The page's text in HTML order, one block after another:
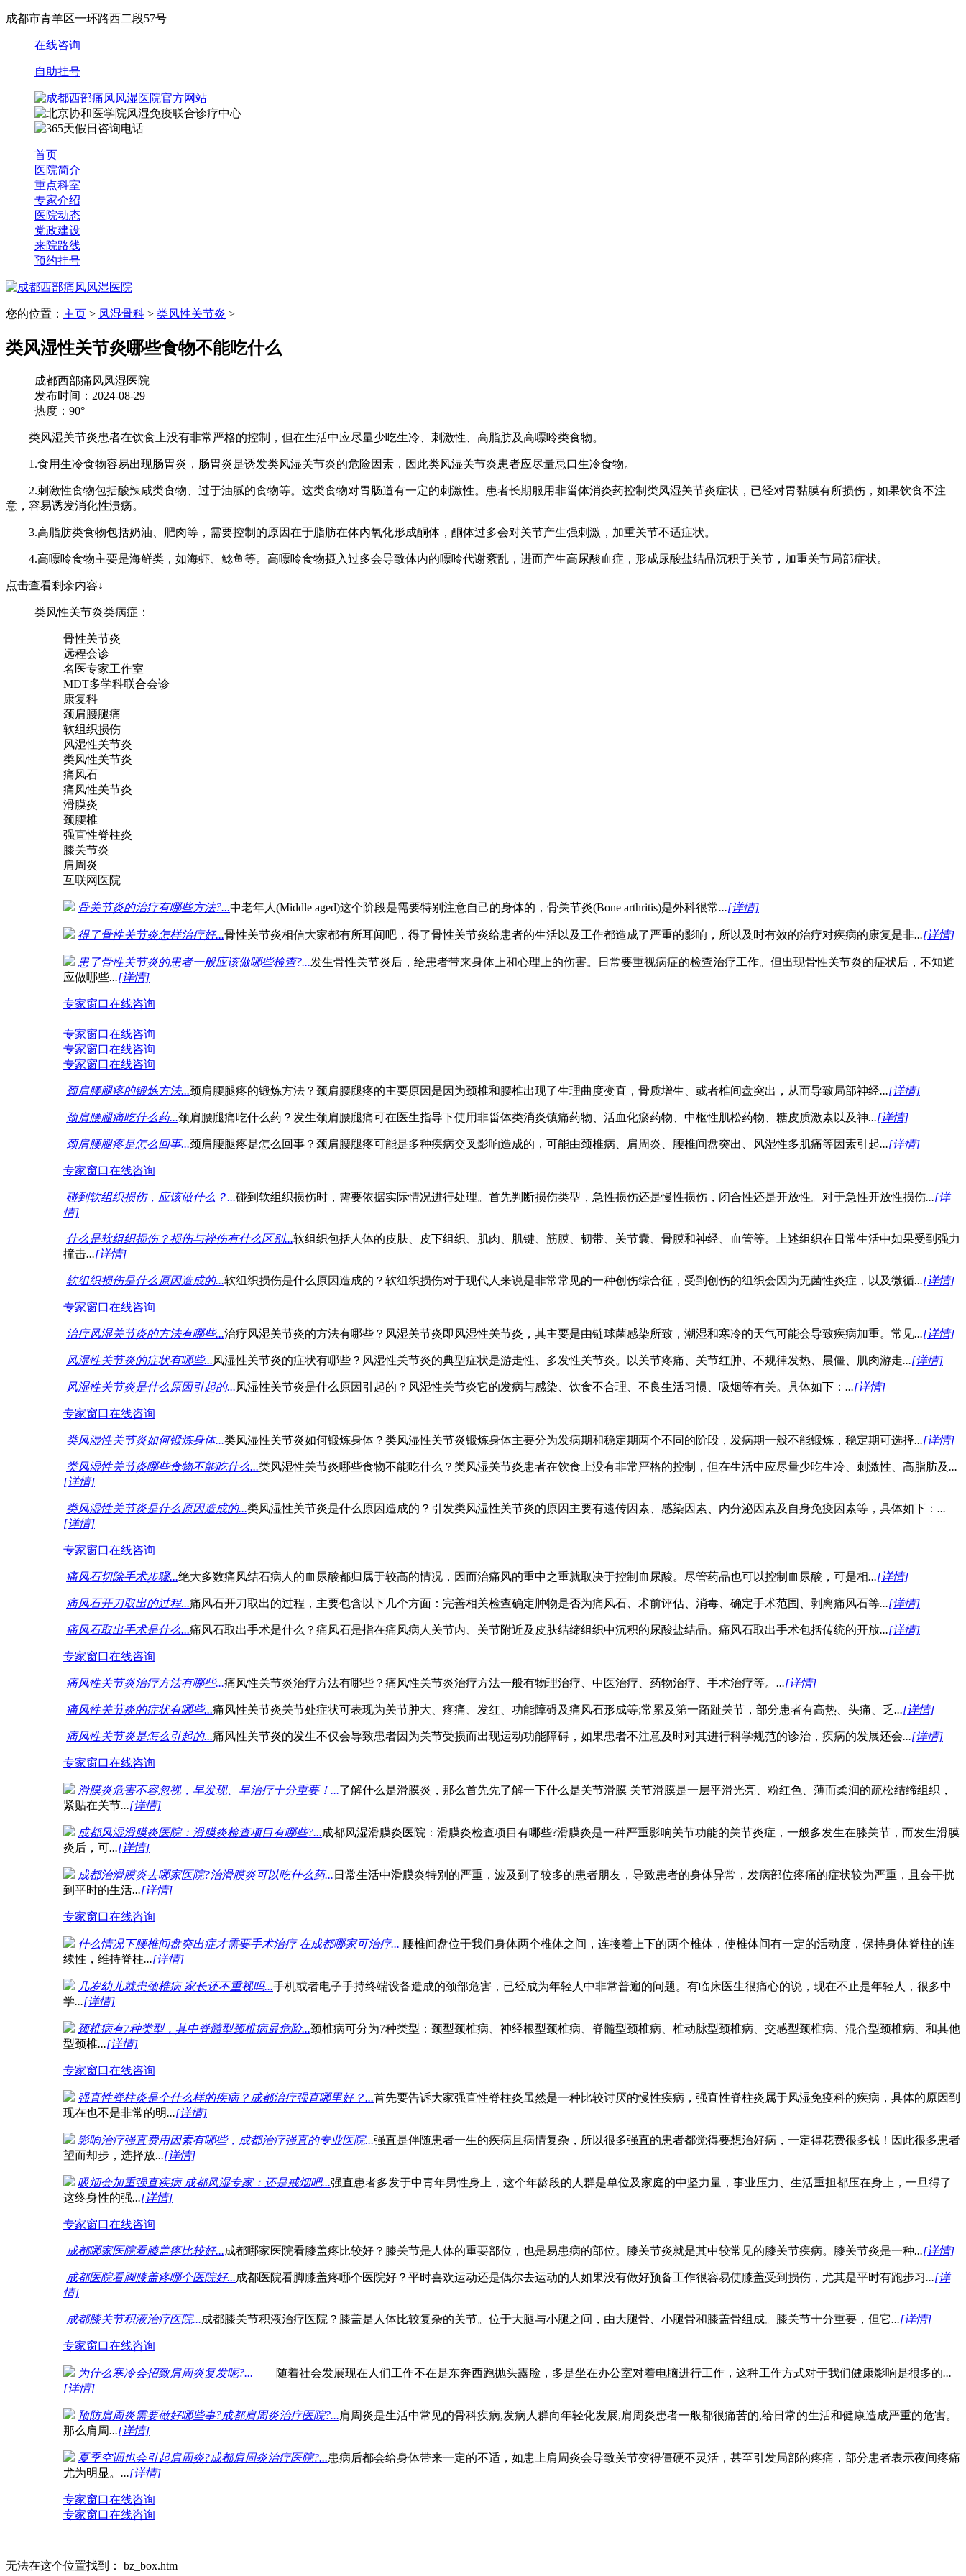
成都市青羊区一环路西二段57号
在线咨询
自助挂号
首页
医院简介
重点科室
专家介绍
医院动态
党政建设
来院路线
预约挂号
您的位置： 主页 > 风湿骨科 > 类风性关节炎 >
类风湿性关节炎哪些食物不能吃什么
成都西部痛风风湿医院
发布时间：2024-08-29
热度：90°
类风湿关节炎患者在饮食上没有非常严格的控制，但在生活中应尽量少吃生冷、刺激性、高脂肪及高嘌呤类食物。
1.食用生冷食物容易出现肠胃炎，肠胃炎是诱发类风湿关节炎的危险因素，因此类风湿关节炎患者应尽量忌口生冷食物。
2.刺激性食物包括酸辣咸类食物、过于油腻的食物等。这类食物对胃肠道有一定的刺激性。患者长期服用非甾体消炎药控制类风湿关节炎症状，已经对胃黏膜有所损伤，如果饮食不注
意，容易诱发消化性溃疡。
3.高脂肪类食物包括奶油、肥肉等，需要控制的原因在于脂肪在体内氧化形成酮体，酮体过多会对关节产生强刺激，加重关节不适症状。
4.高嘌呤食物主要是海鲜类，如海虾、鲶鱼等。高嘌呤食物摄入过多会导致体内的嘌呤代谢紊乱，进而产生高尿酸血症，形成尿酸盐结晶沉积于关节，加重关节局部症状。
点击查看剩余内容↓
类风性关节炎类病症：
骨性关节炎
远程会诊
名医专家工作室
MDT多学科联合会诊
康复科
颈肩腰腿痛
软组织损伤
风湿性关节炎
类风性关节炎
痛风石
痛风性关节炎
滑膜炎
颈腰椎
强直性脊柱炎
膝关节炎
肩周炎
互联网医院
骨关节炎的治疗有哪些方法?...中老年人(Middle aged)这个阶段是需要特别注意自己的身体的，骨关节炎(Bone arthritis)是外科很常...[详情]
得了骨性关节炎怎样治疗好...骨性关节炎相信大家都有所耳闻吧，得了骨性关节炎给患者的生活以及工作都造成了严重的影响，所以及时有效的治疗对疾病的康复是非...[详情]
患了骨性关节炎的患者一般应该做哪些检查?...发生骨性关节炎后，给患者带来身体上和心理上的伤害。日常要重视病症的检查治疗工作。但出现骨性关节炎的症状后，不知道
应做哪些...[详情]
专家窗口在线咨询
专家窗口在线咨询
专家窗口在线咨询
专家窗口在线咨询
颈肩腰腿疼的锻炼方法...颈肩腰腿疼的锻炼方法？颈肩腰腿疼的主要原因是因为颈椎和腰椎出现了生理曲度变直，骨质增生、或者椎间盘突出，从而导致局部神经...[详情]
颈肩腰腿痛吃什么药...颈肩腰腿痛吃什么药？发生颈肩腰腿痛可在医生指导下使用非甾体类消炎镇痛药物、活血化瘀药物、中枢性肌松药物、糖皮质激素以及神...[详情]
颈肩腰腿疼是怎么回事...颈肩腰腿疼是怎么回事？颈肩腰腿疼可能是多种疾病交叉影响造成的，可能由颈椎病、肩周炎、腰椎间盘突出、风湿性多肌痛等因素引起...[详情]
专家窗口在线咨询
碰到软组织损伤，应该做什么？...碰到软组织损伤时，需要依据实际情况进行处理。首先判断损伤类型，急性损伤还是慢性损伤，闭合性还是开放性。对于急性开放性损伤...[详
情]
什么是软组织损伤？损伤与挫伤有什么区别...软组织包括人体的皮肤、皮下组织、肌肉、肌键、筋膜、韧带、关节囊、骨膜和神经、血管等。上述组织在日常生活中如果受到强力
撞击...[详情]
软组织损伤是什么原因造成的...软组织损伤是什么原因造成的？软组织损伤对于现代人来说是非常常见的一种创伤综合征，受到创伤的组织会因为无菌性炎症，以及微循...[详情]
专家窗口在线咨询
治疗风湿关节炎的方法有哪些...治疗风湿关节炎的方法有哪些？风湿关节炎即风湿性关节炎，其主要是由链球菌感染所致，潮湿和寒冷的天气可能会导致疾病加重。常见...[详情]
风湿性关节炎的症状有哪些...风湿性关节炎的症状有哪些？风湿性关节炎的典型症状是游走性、多发性关节炎。以关节疼痛、关节红肿、不规律发热、晨僵、肌肉游走...[详情]
风湿性关节炎是什么原因引起的...风湿性关节炎是什么原因引起的？风湿性关节炎它的发病与感染、饮食不合理、不良生活习惯、吸烟等有关。具体如下： ...[详情]
专家窗口在线咨询
类风湿性关节炎如何锻炼身体...类风湿性关节炎如何锻炼身体？类风湿性关节炎锻炼身体主要分为发病期和稳定期两个不同的阶段，发病期一般不能锻炼，稳定期可选择...[详情]
类风湿性关节炎哪些食物不能吃什么...类风湿性关节炎哪些食物不能吃什么？类风湿关节炎患者在饮食上没有非常严格的控制，但在生活中应尽量少吃生冷、刺激性、高脂肪及...
[详情]
类风湿性关节炎是什么原因造成的...类风湿性关节炎是什么原因造成的？引发类风湿性关节炎的原因主要有遗传因素、感染因素、内分泌因素及自身免疫因素等，具体如下： ...
[详情]
专家窗口在线咨询
痛风石切除手术步骤...绝大多数痛风结石病人的血尿酸都归属于较高的情况，因而治痛风的重中之重就取决于控制血尿酸。尽管药品也可以控制血尿酸，可是相...[详情]
痛风石开刀取出的过程...痛风石开刀取出的过程，主要包含以下几个方面：完善相关检查确定肿物是否为痛风石、术前评估、消毒、确定手术范围、剥离痛风石等...[详情]
痛风石取出手术是什么...痛风石取出手术是什么？痛风石是指在痛风病人关节内、关节附近及皮肤结缔组织中沉积的尿酸盐结晶。痛风石取出手术包括传统的开放...[详情]
专家窗口在线咨询
痛风性关节炎治疗方法有哪些...痛风性关节炎治疗方法有哪些？痛风性关节炎治疗方法一般有物理治疗、中医治疗、药物治疗、手术治疗等。 ...[详情]
痛风性关节炎的症状有哪些...痛风性关节炎关节处症状可表现为关节肿大、疼痛、发红、功能障碍及痛风石形成等;常累及第一跖趾关节，部分患者有高热、头痛、乏...[详情]
痛风性关节炎是怎么引起的...痛风性关节炎的发生不仅会导致患者因为关节受损而出现运动功能障碍，如果患者不注意及时对其进行科学规范的诊治，疾病的发展还会...[详情]
专家窗口在线咨询
滑膜炎危害不容忽视，早发现、早治疗十分重要！...了解什么是滑膜炎，那么首先先了解一下什么是关节滑膜 ​关节滑膜是一层平滑光亮、粉红色、薄而柔润的疏松结缔组织，
紧贴在关节...[详情]
成都风湿滑膜炎医院：滑膜炎检查项目有哪些?...成都风湿滑膜炎医院：滑膜炎检查项目有哪些?滑膜炎是一种严重影响关节功能的关节炎症，一般多发生在膝关节，而发生滑膜
炎后，可...[详情]
成都治滑膜炎去哪家医院?治滑膜炎可以吃什么药... 日常生活中滑膜炎特别的严重，波及到了较多的患者朋友，导致患者的身体异常，发病部位疼痛的症状较为严重，且会干扰
到平时的生活...[详情]
专家窗口在线咨询
什么情况下腰椎间盘突出症才需要手术治疗 在成都哪家可治疗... ​ ​​​腰椎间盘位于我们身体两个椎体之间，连接着上下的两个椎体，使椎体间有一定的活动度，保持身体脊柱的连
续性，维持脊柱...[详情]
几岁幼儿就患颈椎病 家长还不重视吗...手机或者电子手持终端设备造成的颈部危害，已经成为年轻人中非常普遍的问题。有临床医生很痛心的说，现在不止是年轻人，很多中
学...[详情]
颈椎病有7种类型，其中脊髓型颈椎病最危险...颈椎病可分为7种类型：颈型颈椎病、神经根型颈椎病、脊髓型颈椎病、椎动脉型颈椎病、交感型颈椎病、混合型颈椎病、和其他
型颈椎...[详情]
专家窗口在线咨询
强直性脊柱炎是个什么样的疾病？成都治疗强直哪里好？...首先要告诉大家强直性脊柱炎虽然是一种比较讨厌的慢性疾病，强直性脊柱炎属于风湿免疫科的疾病，具体的原因到
现在也不是非常的明...[详情]
影响治疗强直费用因素有哪些，成都治疗强直的专业医院...​强直是伴随患者一生的疾病且病情复杂，所以很多强直的患者都觉得要想治好病，一定得花费很多钱！因此很多患者
望而却步，选择放...[详情]
吸烟会加重强直疾病 成都风湿专家：还是戒烟吧...强直患者多发于中青年男性身上，这个年龄段的人群是单位及家庭的中坚力量，事业压力、生活重担都压在身上，一旦得了
这终身性的强...[详情]
专家窗口在线咨询
成都哪家医院看膝盖疼比较好...成都哪家医院看膝盖疼比较好？膝关节是人体的重要部位，也是易患病的部位。膝关节炎就是其中较常见的膝关节疾病。膝关节炎是一种...[详情]
成都医院看脚膝盖疼哪个医院好...成都医院看脚膝盖疼哪个医院好？平时喜欢运动还是偶尔去运动的人如果没有做好预备工作很容易使膝盖受到损伤，尤其是平时有跑步习...[详
情]
成都膝关节积液治疗医院...成都膝关节积液治疗医院？膝盖是人体比较复杂的关节。位于大腿与小腿之间，由大腿骨、小腿骨和膝盖骨组成。膝关节十分重要，但它...[详情]
专家窗口在线咨询
为什么寒冷会招致肩周炎复发呢?... 随着社会发展现在人们工作不在是东奔西跑抛头露脸，多是坐在办公室对着电脑进行工作，这种工作方式对于我们健康影响是很多的...
[详情]
预防肩周炎需要做好哪些事?成都肩周炎治疗医院?...肩周炎是生活中常见的骨科疾病,发病人群向年轻化发展,肩周炎患者一般都很痛苦的,给日常的生活和健康造成严重的危害。
那么肩周...[详情]
夏季空调也会引起肩周炎?成都肩周炎治疗医院?...患病后都会给身体带来一定的不适，如患上肩周炎会导致关节变得僵硬不灵活，甚至引发局部的疼痛，部分患者表示夜间疼痛
尤为明显。 ...[详情]
专家窗口在线咨询
专家窗口在线咨询
无法在这个位置找到： bz_box.htm